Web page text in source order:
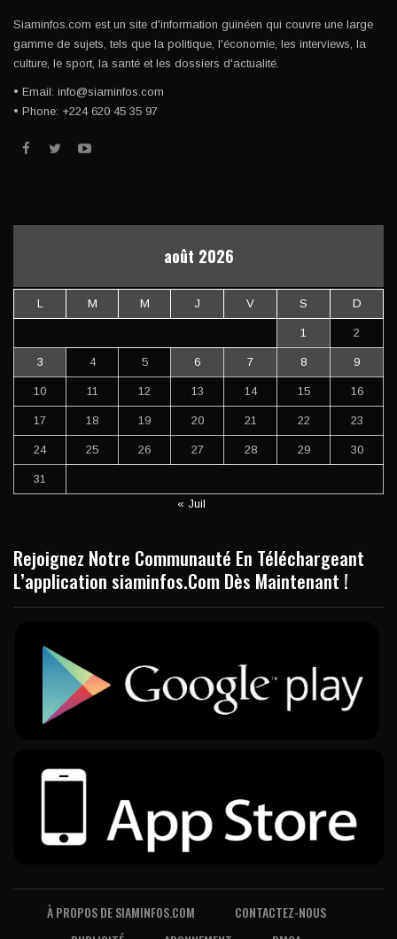
Siaminfos.com est un site d'information guinéen qui couvre une large
gamme de sujets, tels que la politique, l'économie, les interviews, la
culture, le sport, la santé et les dossiers d'actualité.
• Email: info@siaminfos.com
• Phone: +224 620 45 35 97
août 2026
L M M J V S D
1 2
3 4 5 6 7 8 9
10 11 12 13 14 15 16
17 18 19 20 21 22 23
24 25 26 27 28 29 30
31
« Juil
Rejoignez Notre Communauté En Téléchargeant
L’application siaminfos.Com Dès Maintenant !
À PROPOS DE SIAMINFOS.COM
CONTACTEZ-NOUS